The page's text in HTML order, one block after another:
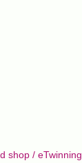
shop / eTwinning